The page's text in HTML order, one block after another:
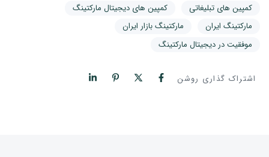
کمپین های تبلیغاتی
کمپین های دیجیتال مارکتینگ
مارکتینگ ایران
مارکتینگ بازار ایران
موفقیت در دیجیتال مارکتینگ
اشتراک گذاری روشن